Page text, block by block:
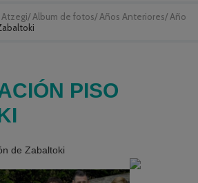
Atzegi/ Album de fotos/ Años Anteriores/ Año
PISO
de Zabaltoki